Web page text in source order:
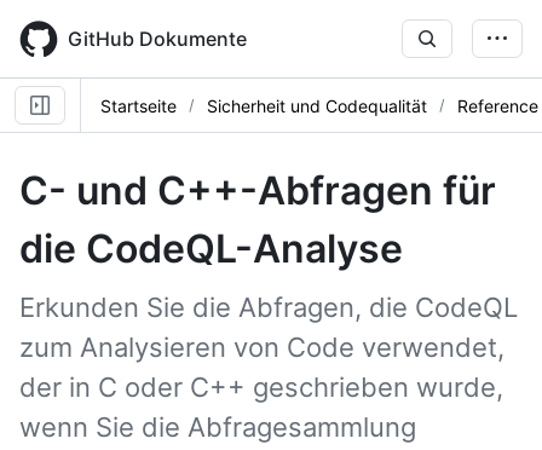
main
content
GitHub Dokumente
Startseite Sicherheit und Codequalität Reference
C- und C++-Abfragen für
die CodeQL-Analyse
Erkunden Sie die Abfragen, die CodeQL
zum Analysieren von Code verwendet,
der in C oder C++ geschrieben wurde,
wenn Sie die Abfragesammlung